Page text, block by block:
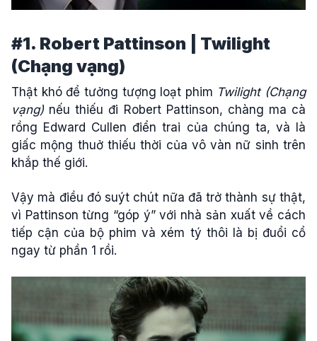
#1. Robert Pattinson | Twilight
(Chạng vạng)
Thật khó để tưởng tượng loạt phim Twilight (Chạng
vạng) nếu thiếu đi Robert Pattinson, chàng ma cà
rồng Edward Cullen điển trai của chúng ta, và là
giấc mộng thuở thiếu thời của vô vàn nữ sinh trên
khắp thế giới.
Vậy mà điều đó suýt chút nữa đã trở thành sự thật,
vì Pattinson từng “góp ý” với nhà sản xuất về cách
tiếp cận của bộ phim và xém tý thôi là bị đuổi cổ
ngay từ phần 1 rồi.